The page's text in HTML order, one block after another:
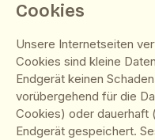
Cookies
Unsere Internetseiten
Cookies sind kleine
Endgerät keinen
vorübergehend für die
Cookies) oder dauerhaft
Endgerät gespeichert.